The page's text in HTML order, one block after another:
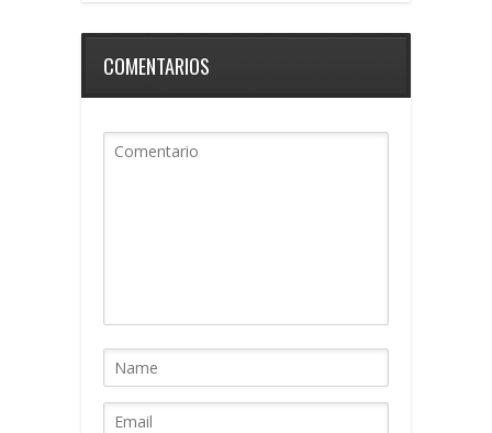
COMENTARIOS